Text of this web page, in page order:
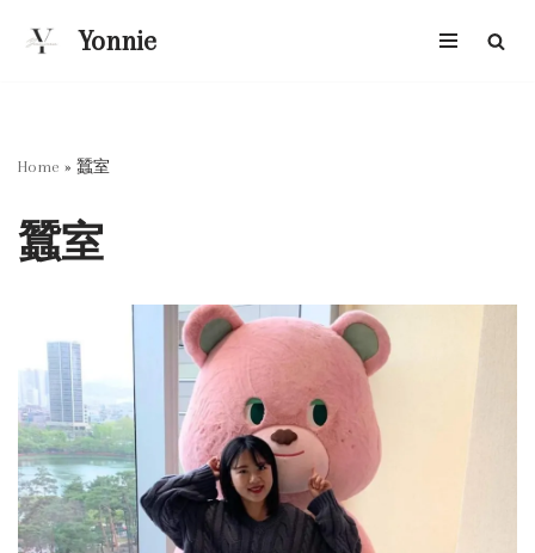
Yonnie
Home » 蠶室
蠶室